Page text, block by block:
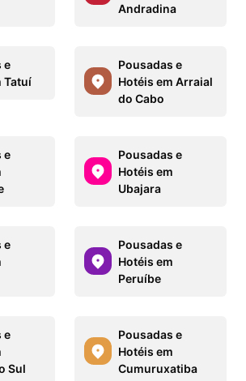
Andradina
e
Tatuí
Pousadas e
Hotéis em Arraial
do Cabo
e
Pousadas e
Hotéis em
Ubajara
e
Pousadas e
Hotéis em
Peruíbe
e
Sul
Pousadas e
Hotéis em
Cumuruxatiba